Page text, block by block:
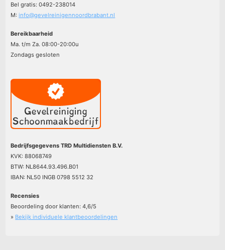
Bel gratis: 0492-238014
M:info@gevelreinigennoordbrabant.nl
Bereikbaarheid
Ma. t/m Za. 08:00-20:00u
Zondags gesloten
Bedrijfsgegevens TRD Multidiensten B.V.
KVK: 88068749
BTW: NL8644.93.496.B01
IBAN: NL50 INGB 0798 5512 32
Recensies
Beoordeling door klanten:4,6/5
» Bekijk individuele klantbeoordelingen